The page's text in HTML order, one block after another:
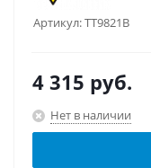
Артикул:TT9821B
4 315 руб.
Нет в наличии